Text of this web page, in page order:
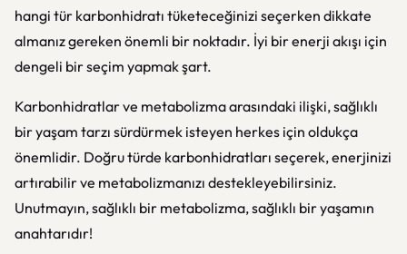
hangi tür karbonhidratı tüketeceğinizi seçerken dikkate
almanız gereken önemli bir noktadır. İyi bir enerji akışı için
dengeli bir seçim yapmak şart.
Karbonhidratlar ve metabolizma arasındaki ilişki, sağlıklı
bir yaşam tarzı sürdürmek isteyen herkes için oldukça
önemlidir. Doğru türde karbonhidratları seçerek, enerjinizi
artırabilir ve metabolizmanızı destekleyebilirsiniz.
Unutmayın, sağlıklı bir metabolizma, sağlıklı bir yaşamın
anahtarıdır!